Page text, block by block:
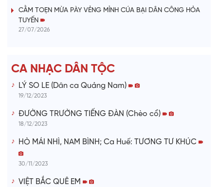
i
o
CẰM TOẸN MỪA PÀY VẺNG MỈNH CÚA BẠI DÂN CÔNG HỎA
TUYẾN
27/07/2026
CA NHẠC DÂN TỘC
LÝ SO LE (Dân ca Quảng Nam)
19/12/2023
ĐƯỜNG TRƯỜNG TIẾNG ĐÀN (Chèo cổ)
18/12/2023
HÒ MÁI NHÌ, NAM BÌNH; Ca Huế: TƯƠNG TƯ KHÚC
30/11/2023
VIỆT BẮC QUÊ EM